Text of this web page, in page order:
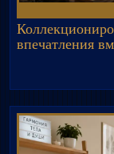
впечатления